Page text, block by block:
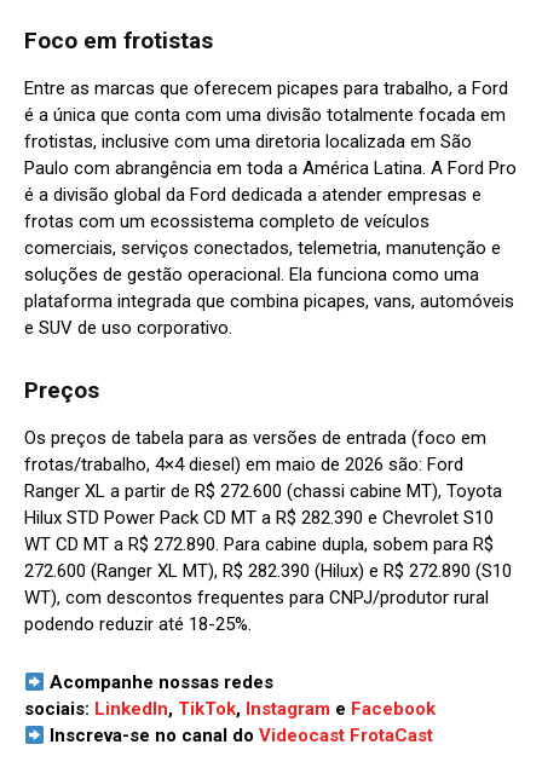
Foco em frotistas
Entre as marcas que oferecem picapes para trabalho, a Ford
é a única que conta com uma divisão totalmente focada em
frotistas, inclusive com uma diretoria localizada em São
Paulo com abrangência em toda a América Latina. A Ford Pro
é a divisão global da Ford dedicada a atender empresas e
frotas com um ecossistema completo de veículos
comerciais, serviços conectados, telemetria, manutenção e
soluções de gestão operacional. Ela funciona como uma
plataforma integrada que combina picapes, vans, automóveis
e SUV de uso corporativo.
Preços
Os preços de tabela para as versões de entrada (foco em
frotas/trabalho, 4×4 diesel) em maio de 2026 são: Ford
Ranger XL a partir de R$ 272.600 (chassi cabine MT), Toyota
Hilux STD Power Pack CD MT a R$ 282.390 e Chevrolet S10
WT CD MT a R$ 272.890. Para cabine dupla, sobem para R$
272.600 (Ranger XL MT), R$ 282.390 (Hilux) e R$ 272.890 (S10
WT), com descontos frequentes para CNPJ/produtor rural
podendo reduzir até 18-25%.
Acompanhe nossas redes
sociais: LinkedIn, TikTok, Instagram e Facebook
Inscreva-se no canal doVideocast FrotaCast